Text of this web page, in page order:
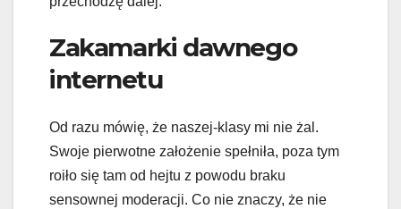
Zakamarki dawnego
internetu
Od razu mówię, że naszej-klasy mi nie żal.
Swoje pierwotne założenie spełniła, poza tym
roiło się tam od hejtu z powodu braku
sensownej moderacji. Co nie znaczy, że nie